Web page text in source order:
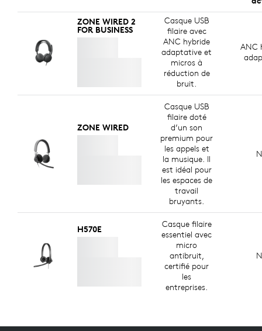
ZONE WIRED 2
FOR BUSINESS
Casque USB
filaire avec
ANC hybride
adaptative et
micros à
réduction de
bruit.
ANC
ZONE WIRED
Casque USB
filaire doté
d’un son
premium pour
les appels et
la musique. Il
est idéal pour
les espaces de
travail
bruyants.
H570E
Casque filaire
essentiel avec
micro
antibruit,
certifié pour
les
entreprises.